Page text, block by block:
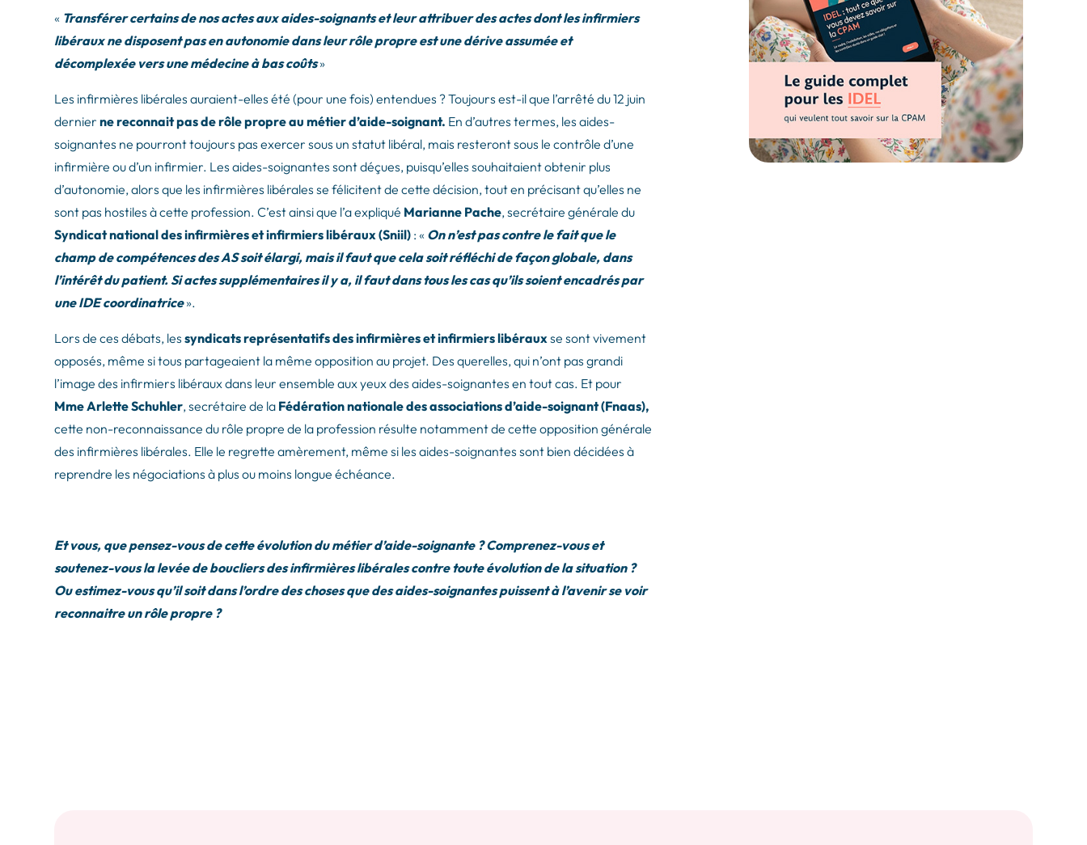
« Transférer certains de nos actes aux aides-soignants et leur attribuer des actes dont les infirmiers
libéraux ne disposent pas en autonomie dans leur rôle propre est une dérive assumée et
décomplexée vers une médecine à bas coûts»
Les infirmières libérales auraient-elles été (pour une fois) entendues ? Toujours est-il que l’arrêté du 12 juin
dernierne reconnait pas de rôle propre au métier d’aide-soignant. En d’autres termes, les aides-
soignantes ne pourront toujours pas exercer sous un statut libéral, mais resteront sous le contrôle d’une
infirmière ou d’un infirmier. Les aides-soignantes sont déçues, puisqu’elles souhaitaient obtenir plus
d’autonomie, alors que les infirmières libérales se félicitent de cette décision, tout en précisant qu’elles ne
sont pas hostiles à cette profession. C’est ainsi que l’a expliqué Marianne Pache, secrétaire générale du
Syndicat national des infirmières et infirmiers libéraux (Sniil) : « On n’est pas contre le fait que le
champ de compétences des AS soit élargi, mais il faut que cela soit réfléchi de façon globale, dans
l’intérêt du patient. Si actes supplémentaires il y a, il faut dans tous les cas qu’ils soient encadrés par
une IDE coordinatrice».
Lors de ces débats, lessyndicats représentatifs des infirmières et infirmiers libérauxse sont vivement
opposés, même si tous partageaient la même opposition au projet. Des querelles, qui n’ont pas grandi
l’image des infirmiers libéraux dans leur ensemble aux yeux des aides-soignantes en tout cas. Et pour
Mme Arlette Schuhler, secrétaire de la Fédération nationale des associations d’aide-soignant (Fnaas),
cette non-reconnaissance du rôle propre de la profession résulte notamment de cette opposition générale
des infirmières libérales. Elle le regrette amèrement, même si les aides-soignantes sont bien décidées à
reprendre les négociations à plus ou moins longue échéance.
Et vous, que pensez-vous de cette évolution du métier d’aide-soignante ? Comprenez-vous et
soutenez-vous la levée de boucliers des infirmières libérales contre toute évolution de la situation ?
Ou estimez-vous qu’il soit dans l’ordre des choses que des aides-soignantes puissent à l’avenir se voir
reconnaitre un rôle propre ?